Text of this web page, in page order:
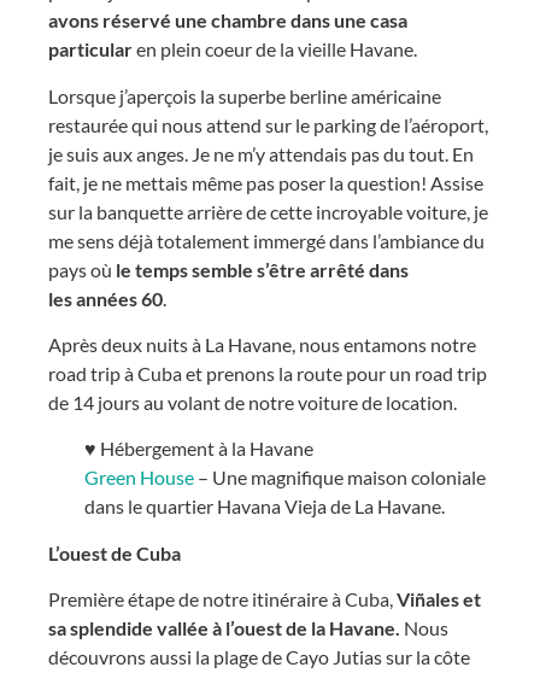
avons réservé une chambre dans une casa
particularen plein coeur de la vieille Havane.
Lorsque j’aperçois la superbe berline américaine
restaurée qui nous attend sur le parking de l’aéroport,
je suis aux anges. Je ne m’y attendais pas du tout. En
fait, je ne mettais même pas poser la question! Assise
sur la banquette arrière de cette incroyable voiture, je
me sens déjà totalement immergé dans l’ambiance du
pays où le temps semble s’être arrêté dans
les années 60
Après deux nuits à La Havane, nous entamons notre
road trip à Cuba et prenons la route pour un road trip
de 14 jours au volant de notre voiture de location.
♥ Hébergement à la Havane
Green House – Une magnifique maison coloniale
dans le quartier Havana Vieja de La Havane.
L’ouest de Cuba
Première étape de notre itinéraire à Cuba,Viñales et
sa splendide vallée à l’ouest de la Havane. Nous
découvrons aussi la plage de Cayo Jutias sur la côte